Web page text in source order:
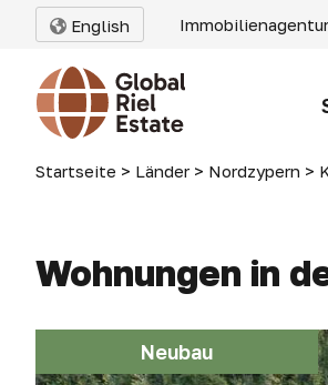
English
Startseite > Länder > Nordzypern >
Wohnungen in
Neubau